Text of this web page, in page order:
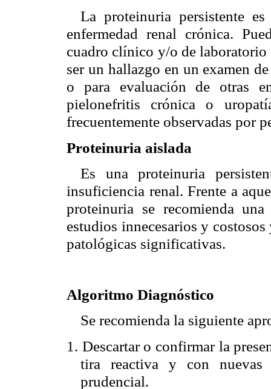
La proteinuria persistente
enfermedad renal crónica.
cuadro clínico y/o de laboratorio
ser un hallazgo en un examen
o para evaluación de otras
pielonefritis crónica o
frecuentemente observadas por
Proteinuria aislada
Es una proteinuria
insuficiencia renal. Frente a
proteinuria se recomienda
estudios innecesarios y
patológicas significativas.
Algoritmo Diagnóstico
Se recomienda la siguiente
1. Descartar o confirmar la
tira reactiva y con nuevas
prudencial.